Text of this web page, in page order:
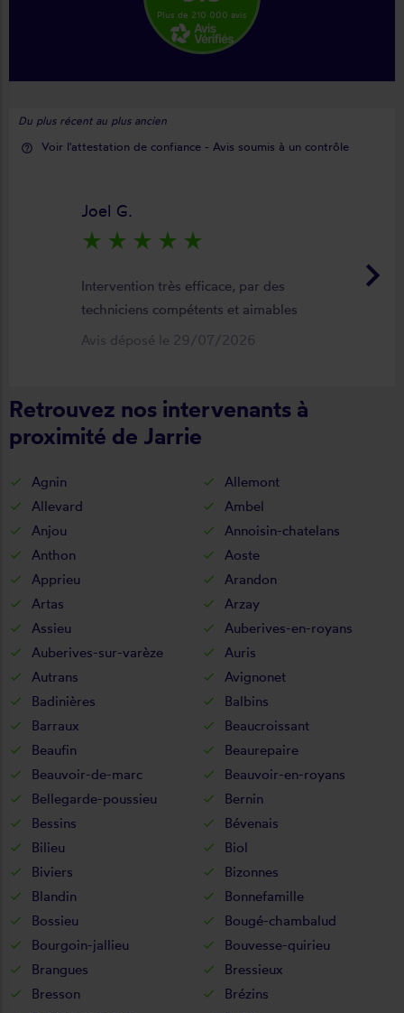
Plus de 210 000 avis
Du plus récent au plus ancien
help_outline Voir l'attestation de confiance - Avis soumis à un contrôle
keyboard_arrow_right
Joel G.
star_rate star_rate star_rate star_rate star_rate
Intervention très efficace, par des
techniciens compétents et aimables
Avis déposé le 29/07/2026
Retrouvez nos intervenants à
proximité de Jarrie
Agnin
Allemont
Allevard
Ambel
Anjou
Annoisin-chatelans
Anthon
Aoste
Apprieu
Arandon
Artas
Arzay
Assieu
Auberives-en-royans
Auberives-sur-varèze
Auris
Autrans
Avignonet
Badinières
Balbins
Barraux
Beaucroissant
Beaufin
Beaurepaire
Beauvoir-de-marc
Beauvoir-en-royans
Bellegarde-poussieu
Bernin
Bessins
Bévenais
Bilieu
Biol
Biviers
Bizonnes
Blandin
Bonnefamille
Bossieu
Bougé-chambalud
Bourgoin-jallieu
Bouvesse-quirieu
Brangues
Bressieux
Bresson
Brézins